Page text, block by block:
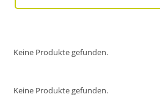
Keine Produkte gefunden.
Keine Produkte gefunden.